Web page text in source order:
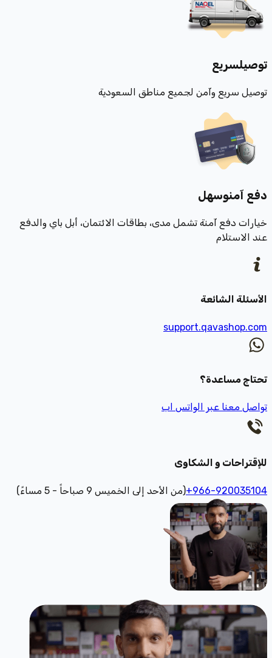
توصيلسريع
توصيل سريع وآمن لجميع مناطق السعودية
دفع آمنوسهل
خيارات دفع آمنة تشمل مدى، بطاقات الائتمان، أبل باي والدفع
عند الاستلام
الأسئلة الشائعة
support.qavashop.com
تحتاج مساعدة؟
تواصل معنا عبر الواتس اب
للإقتراحات و الشكاوى
+966-920035104(من الأحد إلى الخميس 9 صباحاً - 5 مساءً)